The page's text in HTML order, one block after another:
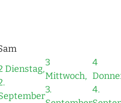
Dienstag,
3
Mittwoch,
3.
4
4.